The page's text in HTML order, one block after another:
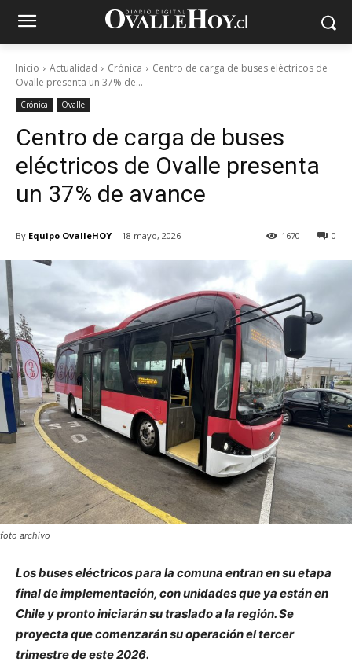
Inicio Actualidad Crónica
Centro de carga de buses eléctricos de
Ovalle presenta un 37% de...
Crónica Ovalle
Centro de carga de buses
eléctricos de Ovalle presenta
un 37% de avance
By Equipo OvalleHOY 18 mayo, 2026 0
1670
foto archivo
Los buses eléctricos para la comuna entran en su etapa
final de implementación, con unidades que ya están en
Chile y pronto iniciarán su traslado a la región. Se
proyecta que comenzarán su operación el tercer
trimestre de este 2026.